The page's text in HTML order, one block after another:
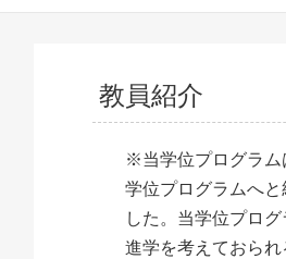
教員紹介
※当学位プログラム
学位プログラムへ
した。当学位プロ
進学を考えておら